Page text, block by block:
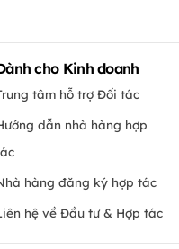
cho Kinh doanh
tâm hỗ trợ Đối tác
dẫn nhà hàng hợp
hàng đăng ký hợp tác
hệ về Đầu tư & Hợp tác